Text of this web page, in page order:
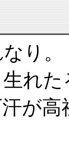
り。
れ
が